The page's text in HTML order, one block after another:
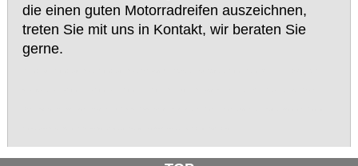
die einen guten Motorradreifen auszeichnen,
treten Sie mit uns in Kontakt, wir beraten Sie
gerne.